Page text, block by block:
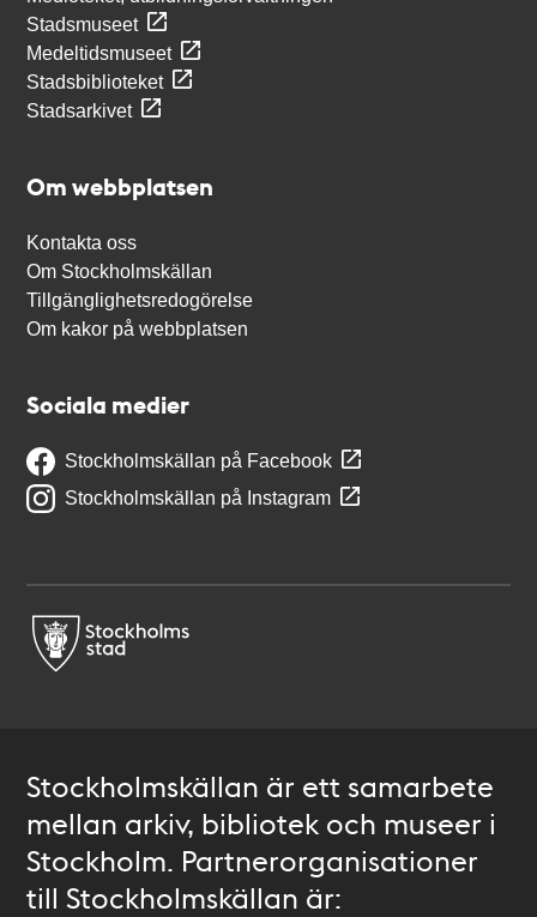
Stadsmuseet
Medeltidsmuseet
Stadsbiblioteket
Stadsarkivet
Om webbplatsen
Kontakta oss
Om Stockholmskällan
Tillgänglighetsredogörelse
Om kakor på webbplatsen
Sociala medier
Stockholmskällan på Facebook
Stockholmskällan på Instagram
Stockholmskällan är ett samarbete
mellan arkiv, bibliotek och museer i
Stockholm. Partnerorganisationer
till Stockholmskällan är: